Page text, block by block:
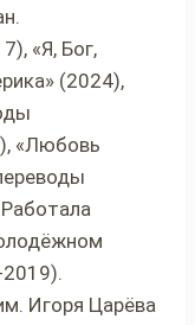
«Я, Бог,
(2024),
«Любовь
Игоря Царёва